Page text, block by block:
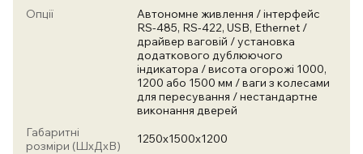
Опції
Автономне живлення / інтерфейс
RS-485, RS-422, USB, Ethernet /
драйвер ваговій / установка
додаткового дублюючого
індикатора / висота огорожі 1000,
1200 або 1500 мм / ваги з колесами
для пересування / нестандартне
виконання дверей
Габаритні
розміри (ШхДхВ)
1250х1500х1200